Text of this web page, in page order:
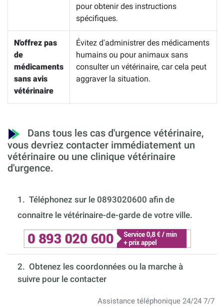
pour obtenir des instructions
spécifiques.
N'offrez pas
de
médicaments
sans avis
vétérinaire
Évitez d'administrer des médicaments
humains ou pour animaux sans
consulter un vétérinaire, car cela peut
aggraver la situation.
Dans tous les cas d'urgence vétérinaire,
vous devriez contacter immédiatement un
vétérinaire ou une clinique vétérinaire
d'urgence.
1. Téléphonez sur le 0893020600 afin de
connaitre le vétérinaire-de-garde de votre ville.
2. Obtenez les coordonnées ou la marche à
suivre pour le contacter
Assistance téléphonique 24/24 7/7